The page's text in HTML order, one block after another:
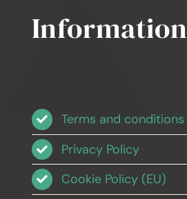
Information
Terms and conditions
Privacy Policy
Cookie Policy (EU)